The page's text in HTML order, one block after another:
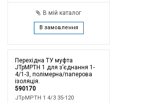
В мій каталог
В замовлення
Перехідна ТУ муфта
JTpMPTH 1 для з’єднання 1-
4/1-3, полімерна/паперова
ізоляція.
590170
JTpMPTH 1 4/3 35-120